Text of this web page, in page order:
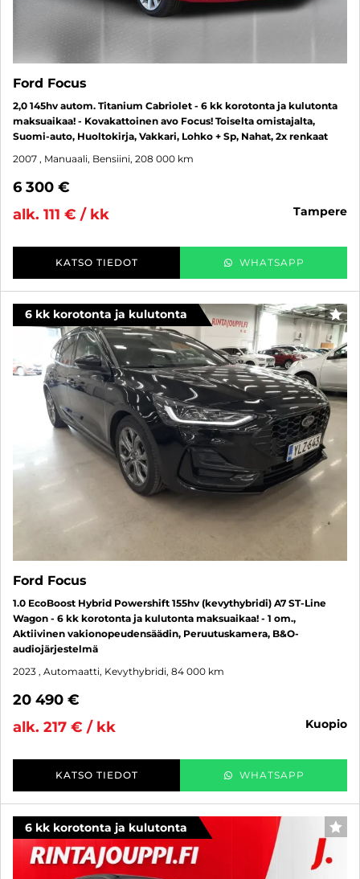
Ford Focus
2,0 145hv autom. Titanium Cabriolet - 6 kk korotonta ja kulutonta
maksuaikaa! - Kovakattoinen avo Focus! Toiselta omistajalta,
Suomi-auto, Huoltokirja, Vakkari, Lohko + Sp, Nahat, 2x renkaat
2007 , Manuaali, Bensiini, 208 000 km
6 300 €
alk. 111 € / kk
tampere
KATSO TIEDOT WHATSAPP
6 kk korotonta ja kulutonta
Ford Focus
1.0 EcoBoost Hybrid Powershift 155hv (kevythybridi) A7 ST-Line
Wagon - 6 kk korotonta ja kulutonta maksuaikaa! - 1 om.,
Aktiivinen vakionopeudensäädin, Peruutuskamera, B&O-
audiojärjestelmä
2023 , Automaatti, Kevythybridi, 84 000 km
20 490 €
alk. 217 € / kk
kuopio
KATSO TIEDOT WHATSAPP
6 kk korotonta ja kulutonta